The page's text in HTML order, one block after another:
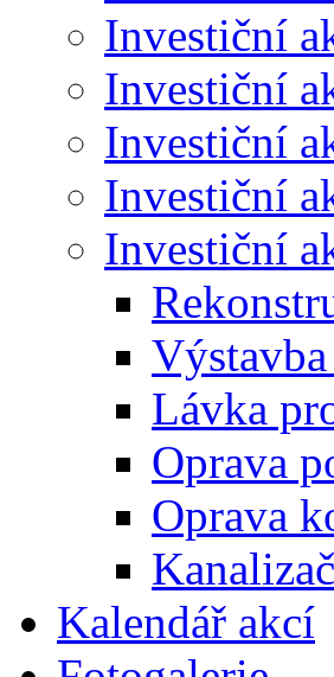
Investiční
Investiční
Investiční
Investiční
Investiční
Lávka
Oprava
Oprava
Kalendář akcí